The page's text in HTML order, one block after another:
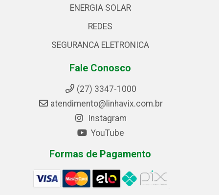
ENERGIA SOLAR
REDES
SEGURANCA ELETRONICA
Fale Conosco
(27) 3347-1000
atendimento@linhavix.com.br
Instagram
YouTube
Formas de Pagamento